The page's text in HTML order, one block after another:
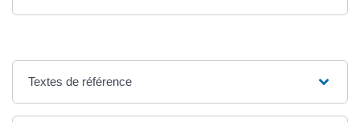
Textes de référence